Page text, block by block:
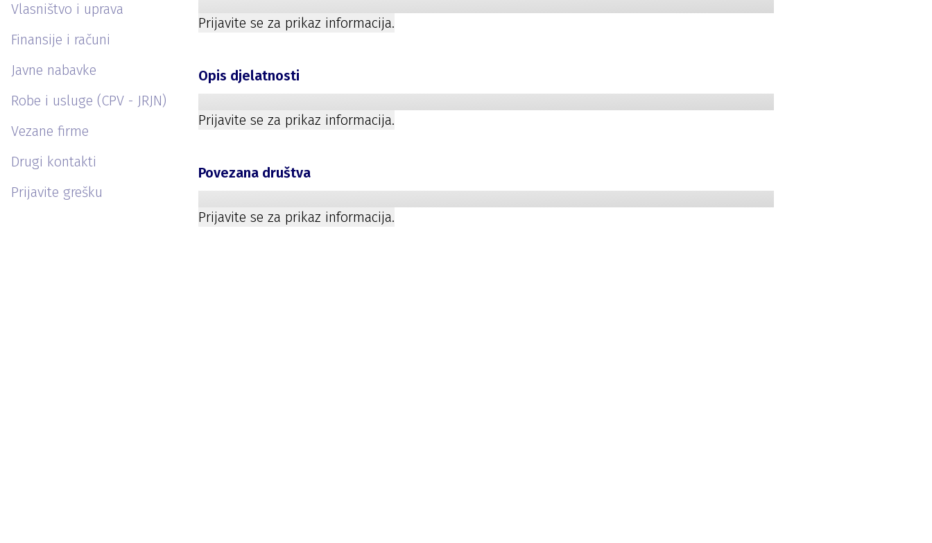
Vlasništvo i uprava
Finansije i računi
Javne nabavke
Robe i usluge (CPV - JRJN)
Vezane firme
Drugi kontakti
Prijavite grešku
Prijavite se za prikaz informacija.
Opis djelatnosti
Prijavite se za prikaz informacija.
Povezana društva
Prijavite se za prikaz informacija.